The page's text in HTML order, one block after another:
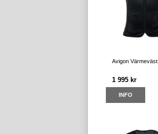
Avigon Värmeväst
1 995 kr
INFO